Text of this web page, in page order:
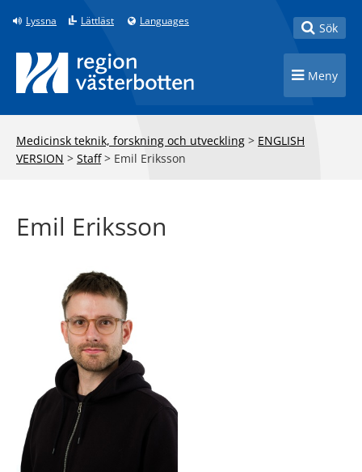
Till innehåll på sidan
Lyssna Lättläst Languages Toggle
Sök
Toggle
Meny
Medicinsk teknik, forskning och utveckling > ENGLISH
VERSION > Staff> Emil Eriksson
Emil Eriksson